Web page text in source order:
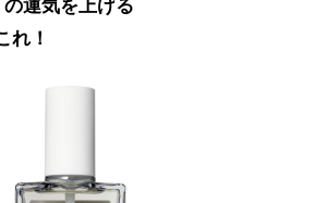
運気を上げる
れ！